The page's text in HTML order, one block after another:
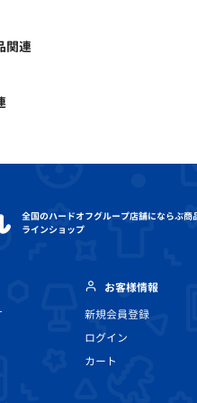
関連
全国のハードオフグループ店舗にならぶ商
ラインショップ
お客様情報
新規会員登録
ログイン
カート